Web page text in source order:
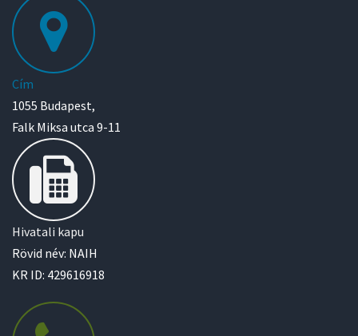
Cím
1055 Budapest,
Falk Miksa utca 9-11
Hivatali kapu
Rövid név: NAIH
KR ID: 429616918